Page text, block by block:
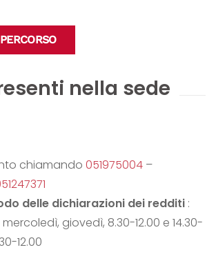
nella sede
chiamando 051975004 –
delle dichiarazioni dei redditi :
giovedì, 8.30-12.00 e 14.30-
12.00